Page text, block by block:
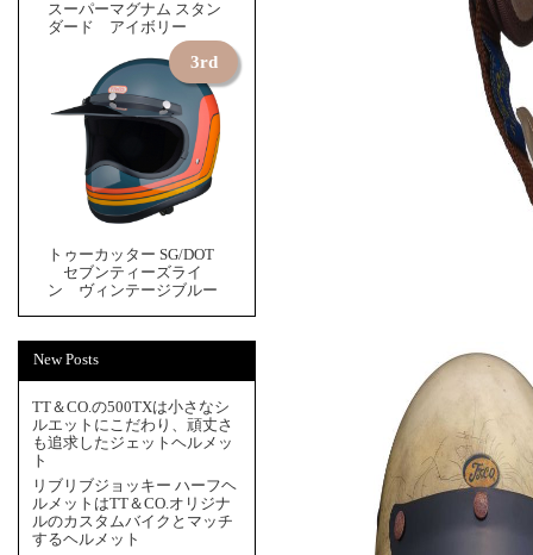
スーパーマグナム スタン
ダード アイボリー
トゥーカッター SG/DOT
セブンティーズライ
ン ヴィンテージブルー
New Posts
TT＆CO.の500TXは小さなシ
ルエットにこだわり、頑丈さ
も追求したジェットヘルメッ
ト
リブリブジョッキー ハーフヘ
ルメットはTT＆CO.オリジナ
ルのカスタムバイクとマッチ
するヘルメット